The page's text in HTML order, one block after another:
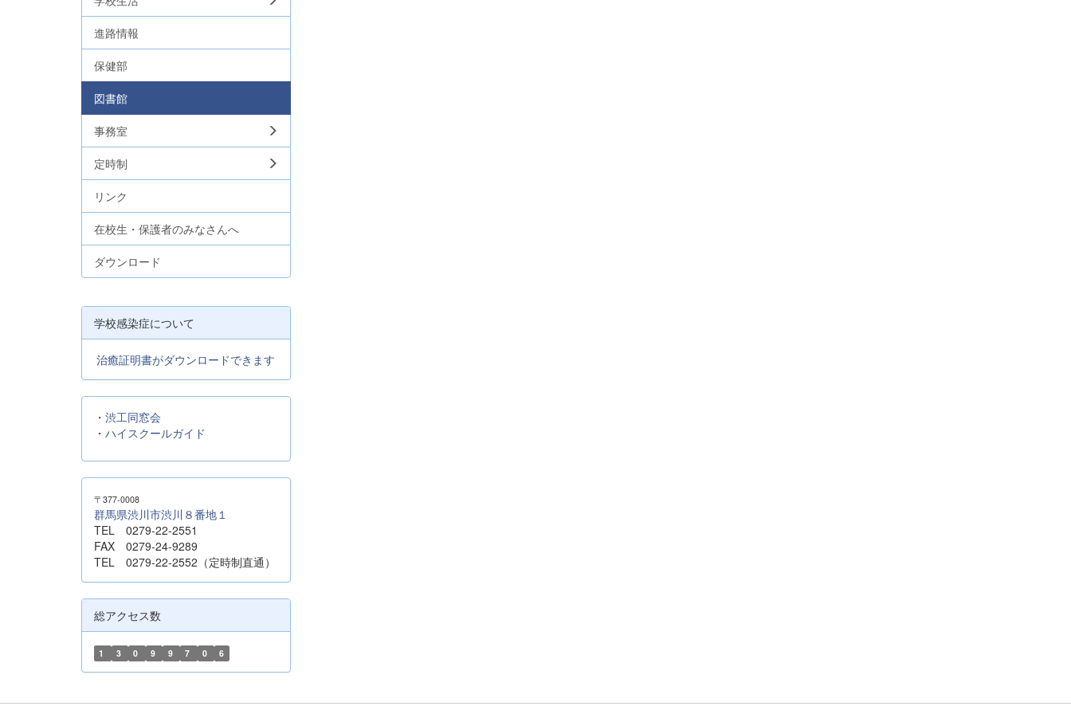
進路情報
保健部
図書館
事務室
定時制
リンク
在校生・保護者のみなさんへ
ダウンロード
学校感染症について
治癒証明書がダウンロードできます
・ 渋工同窓会
・ ハイスクールガイド
〒377-0008
群馬県渋川市渋川８番地１
TEL 0279-22-2551
FAX 0279-24-9289
TEL 0279-22-2552（定時制直通）
総アクセス数
1 3 0 9 9 7 0 6